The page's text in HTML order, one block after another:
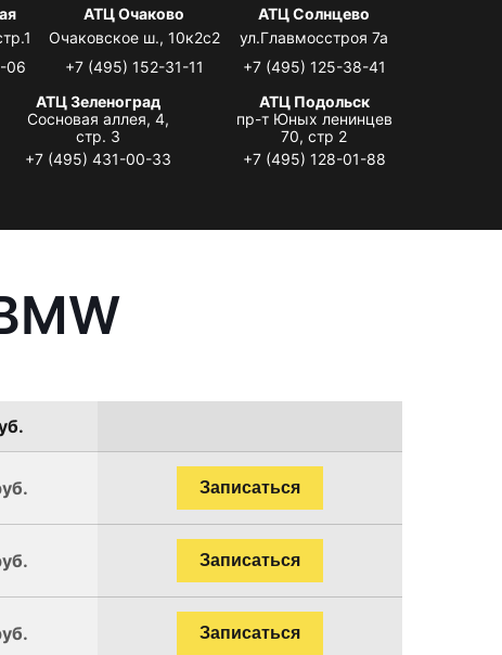
06
АТЦ Очаково
Очаковское ш., 10к2с2
+7 (495) 152-31-11
АТЦ Солнцево
ул.Главмосстроя 7а
+7 (495) 125-38-41
АТЦ Зеленоград
Сосновая аллея, 4,
стр. 3
+7 (495) 431-00-33
АТЦ Подольск
пр-т Юных ленинцев
70, стр 2
+7 (495) 128-01-88
Записаться
Записаться
Записаться